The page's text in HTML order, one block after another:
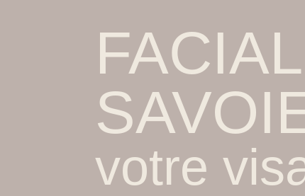
votre